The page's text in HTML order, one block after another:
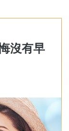
沒有早